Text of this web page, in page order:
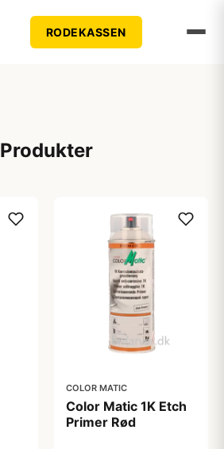
RODEKASSEN
Produkter
COLOR MATIC
Color Matic 1K Etch
Primer Rød